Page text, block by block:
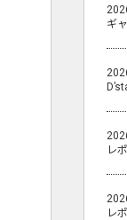
ギ
レ
レ